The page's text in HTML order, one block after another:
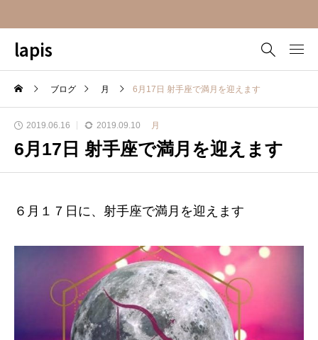
lapis
ブログ 月 6月17日 射手座で満月を迎えます
2019.06.16 2019.09.10 月
6月17日 射手座で満月を迎えます
６月１７日に、射手座で満月を迎えます